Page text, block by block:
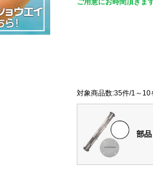
ご用意にお時間頂きま
対象商品数:35件/1～10
部品